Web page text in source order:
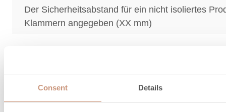
Consent Details
Der Sicherheitsabstand für ein nicht isoliertes
Klammern angegeben (XX mm)
und